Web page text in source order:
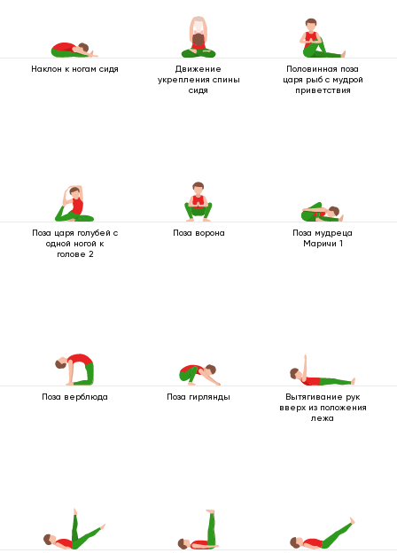
Наклон к ногам сидя
Движение
укрепления спины
сидя
Половинная поза
царя рыб с мудрой
приветствия
Поза царя голубей с
одной ногой к
голове 2
Поза ворона
Поза мудреца
Маричи 1
Поза верблюда Поза гирлянды
Вытягивание рук
вверх из положения
лежа